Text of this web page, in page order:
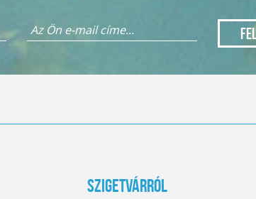
Szigetvárról